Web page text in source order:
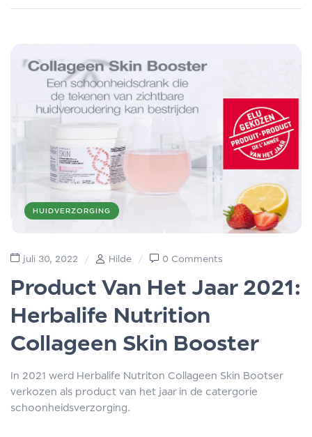
HUIDVERZORGING
juli 30, 2022 Hilde 0 Comments
Product Van Het Jaar 2021:
Herbalife Nutrition
Collageen Skin Booster
In 2021 werd Herbalife Nutriton Collageen Skin Bootser
verkozen als product van het jaar in de catergorie
schoonheidsverzorging.